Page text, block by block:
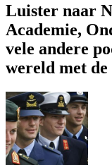
Luister naar
Academie,
vele andere
wereld met